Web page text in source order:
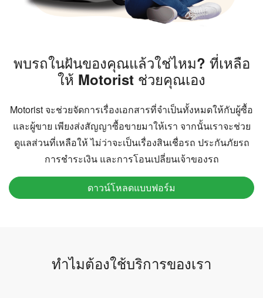
พบรถในฝันของคุณแล้วใช่ไหม? ที่เหลือ
ให้ Motorist ช่วยคุณเอง
Motorist จะช่วยจัดการเรื่องเอกสารที่จำเป็นทั้งหมดให้กับผู้ซื้อ
และผู้ขาย เพียงส่งสัญญาซื้อขายมาให้เรา จากนั้นเราจะช่วย
ดูแลส่วนที่เหลือให้ ไม่ว่าจะเป็นเรื่องสินเชื่อรถ ประกันภัยรถ
การชำระเงิน และการโอนเปลี่ยนเจ้าของรถ
ดาวน์โหลดแบบฟอร์ม
ทำไมต้องใช้บริการของเรา